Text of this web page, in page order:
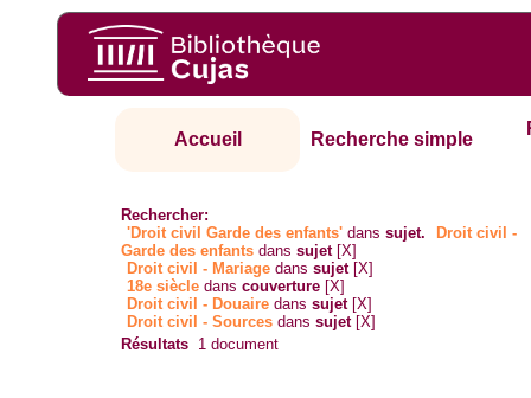
Accueil Recherche simple
Rechercher:
'Droit civil Garde des enfants' danssujet.
Droit civil -
Garde des enfants danssujet [X]
Droit civil - Mariage danssujet [X]
18e siècle danscouverture [X]
Droit civil - Douaire danssujet [X]
Droit civil - Sources danssujet [X]
Résultats 1 document